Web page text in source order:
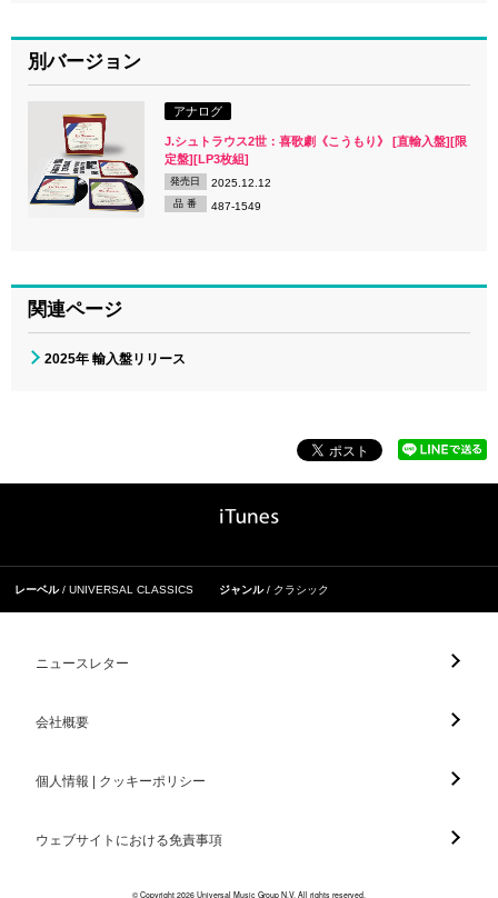
別バージョン
アナログ
J.シュトラウス2世：喜歌劇《こうもり》 [直輸入盤][限
定盤][LP3枚組]
発売日 2025.12.12
品 番 487-1549
関連ページ
2025年 輸入盤リリース
レーベル UNIVERSAL CLASSICS ジャンル クラシック
ニュースレター
会社概要
個人情報 | クッキーポリシー
ウェブサイトにおける免責事項
© Copyright 2026 Universal Music Group N.V. All rights reserved.